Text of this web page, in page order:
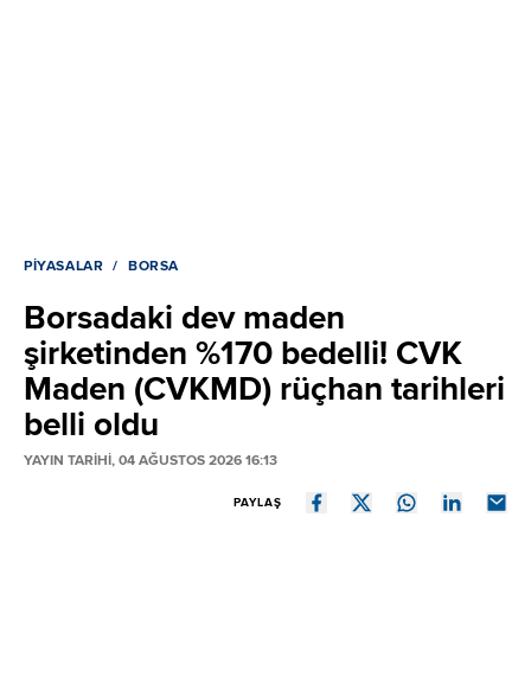
PIYASALAR BORSA
Borsadaki dev maden
şirketinden %170 bedelli! CVK
Maden (CVKMD) rüçhan tarihleri
belli oldu
YAYIN TARİHİ, 04 AĞUSTOS 2026 16:13
PAYLAŞ